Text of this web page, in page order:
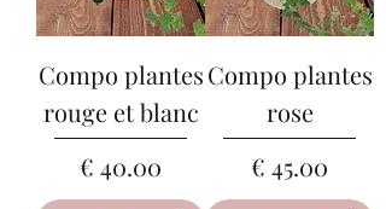
Compo plantes
rose
السعر
Compo plantes
rouge et blanc
السعر